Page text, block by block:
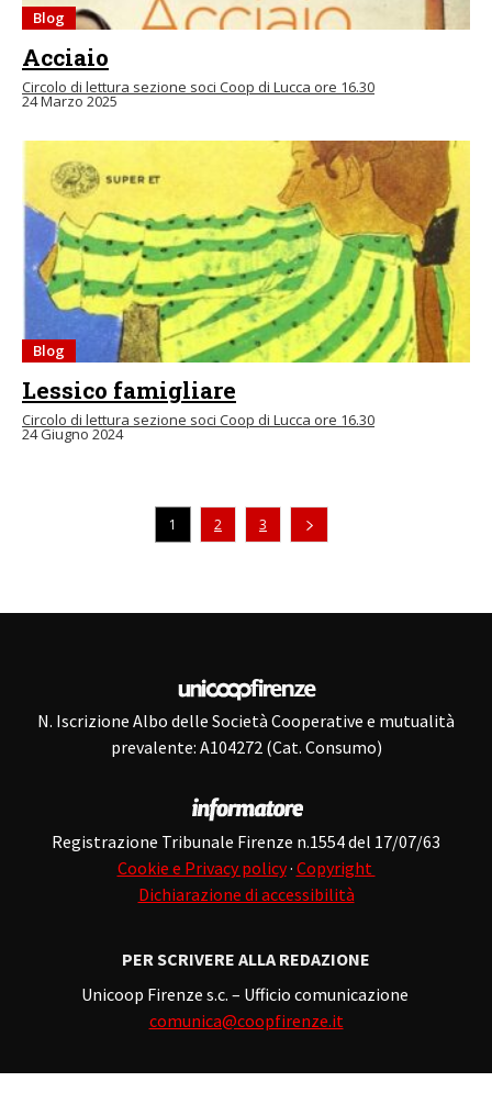
Blog
Acciaio
Circolo di lettura sezione soci Coop di Lucca ore 16.30
24 Marzo 2025
Blog
Lessico famigliare
Circolo di lettura sezione soci Coop di Lucca ore 16.30
24 Giugno 2024
1 2 3
N. Iscrizione Albo delle Società Cooperative e mutualità
prevalente: A104272 (Cat. Consumo)
Registrazione Tribunale Firenze n.1554 del 17/07/63
Cookie e Privacy policy· Copyright
Dichiarazione di accessibilità
PER SCRIVERE ALLA REDAZIONE
Unicoop Firenze s.c. – Ufficio comunicazione
comunica@coopfirenze.it